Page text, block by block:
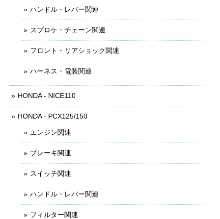
ハンドル・レバー関連
スプロケ・チェーン関連
フロント・リアショック関連
ハーネス・電装関連
HONDA - NICE110
HONDA - PCX125/150
エンジン関連
ブレーキ関連
スイッチ関連
ハンドル・レバー関連
フィルター関連